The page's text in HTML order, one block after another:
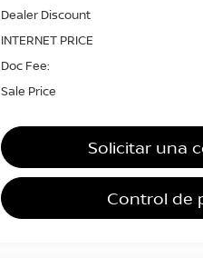
Dealer Discount
INTERNET PRICE
Doc Fee:
Sale Price
Solicitar una
Control de